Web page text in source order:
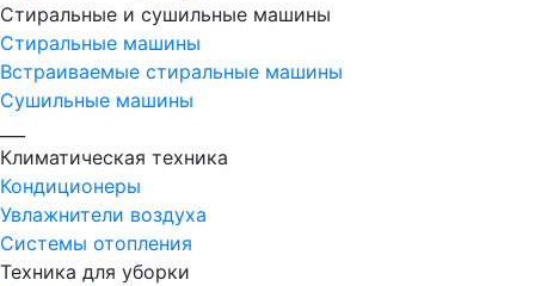
Стиральные и сушильные машины
Стиральные машины
Встраиваемые стиральные машины
Сушильные машины
Климатическая техника
Кондиционеры
Увлажнители воздуха
Системы отопления
Техника для уборки